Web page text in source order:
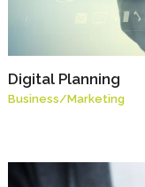
Digital Planning
Business/Marketing